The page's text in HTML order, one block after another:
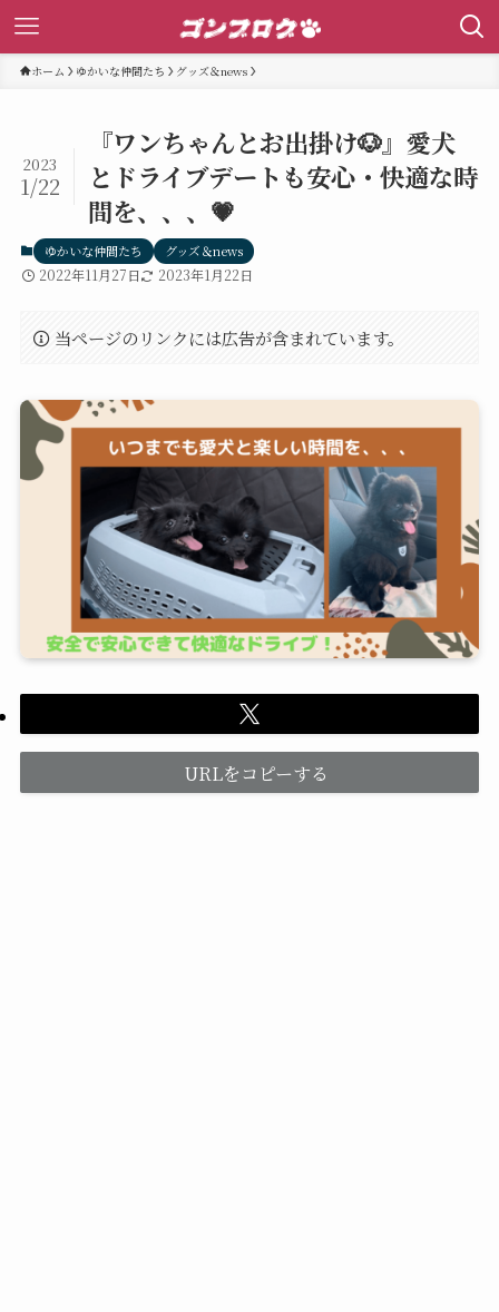
ホーム ゆかいな仲間たち グッズ＆news
『ワンちゃんとお出掛け🐶』愛犬
とドライブデートも安心・快適な時
間を、、、💗
2023
1/22
ゆかいな仲間たち グッズ＆news
2022年11月27日 2023年1月22日
当ページのリンクには広告が含まれています。
URLをコピーする